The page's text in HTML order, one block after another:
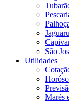
São
Utilidades
Marés